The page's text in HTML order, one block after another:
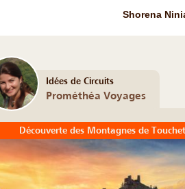
Shorena
Idées de Circuits
Prométhéa Voyages
Découverte des Montagnes de